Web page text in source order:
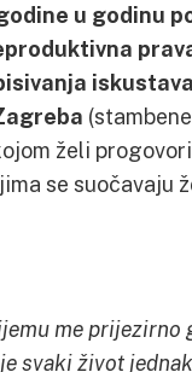
u godinu
želi
se suočavaju
me prijezirno
svaki život